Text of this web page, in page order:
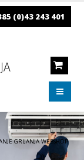
(0)43 243 401
GRIJANJA WEBSHOP